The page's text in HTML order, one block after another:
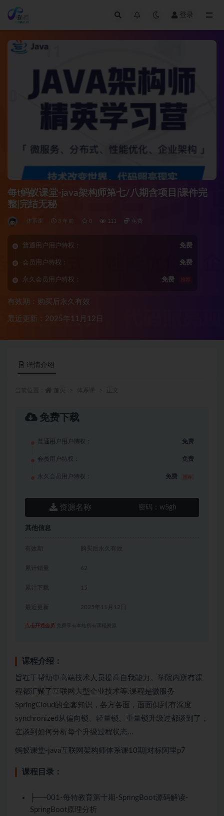
登录
每t蚂蚁课堂-java架构师第七/八期含项目|课件完
整|完结无秘
体系课 3 年前 0 111 免费
普通用户用户特权： 免费
会员用户特权： 免费
永久会员用户特权： 免费 推荐
有效期：购买后永久有效
最近更新：2025年11月12日
详情介绍
免费下载
普通用户用户特权： 免费
会员用户特权： 免费
永久会员用户特权： 免费
资源名称 密码： w5gh
其他信息
有效期 购买后永久有效
累计销量 62
累计下载 15
2025年11月12日
点击开通会员 免费享有本站所有课程资源
课程介绍：
旨在于帮助中高端技术人员提高自我能力。学院内所有课
程都汇聚了互联网大型企业技术等.课程是微服务
SpringCloud的全套知识，各方各面，面面俱到,有深度
synchronized从偏向锁、轻量锁、重量锁升级过都谈到了，
在谈到如何分析每个升级过程状态…
蚂蚁课堂-java互联网架构师体系课10期|对标阿里p7
课程目录：
├──001-每特教育第十期-SpringBoot源码解读-
SpringBoot原理分析